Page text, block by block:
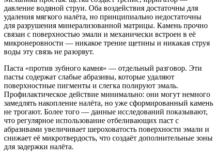
давление водяной струи. Оба воздействия достаточны для
удаления мягкого налёта, но принципиально недостаточны
для разрушения минерализованной матрицы. Камень прочно
связан с поверхностью эмали и механически встроен в её
микронеровности — никакое трение щетины и никакая струя
воды эту связь не разорвут.
Паста «против зубного камня» — отдельный разговор. Эти
пасты содержат слабые абразивы, которые удаляют
поверхностные пигменты и слегка полируют эмаль.
Профилактическое действие минимально: они могут немного
замедлять накопление налёта, но уже сформированный камень
не трогают. Более того — данные исследований показывают,
что регулярное использование отбеливающих паст с
абразивами увеличивает шероховатость поверхности эмали и
снижает её микротвердость, что создаёт дополнительные зоны
для задержки налёта.